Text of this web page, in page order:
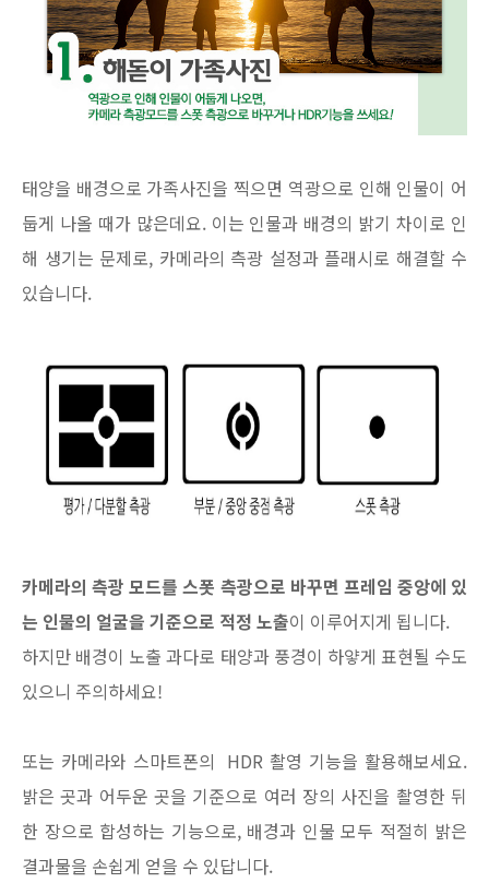
태양을 배경으로 가족사진을 찍으면 역광으로 인해 인물이 어
둡게 나올 때가 많은데요. 이는 인물과 배경의 밝기 차이로 인
해 생기는 문제로, 카메라의 측광 설정과 플래시로 해결할 수
있습니다.
카메라의 측광 모드를 스폿 측광으로 바꾸면 프레임 중앙에 있
는 인물의 얼굴을 기준으로 적정 노출이 이루어지게 됩니다.
하지만 배경이 노출 과다로 태양과 풍경이 하얗게 표현될 수도
있으니 주의하세요!
또는 카메라와 스마트폰의 HDR 촬영 기능을 활용해보세요.
밝은 곳과 어두운 곳을 기준으로 여러 장의 사진을 촬영한 뒤
한 장으로 합성하는 기능으로, 배경과 인물 모두 적절히 밝은
결과물을 손쉽게 얻을 수 있답니다.